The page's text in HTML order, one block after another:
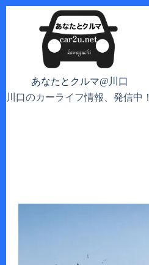
キ
あなたとクルマ@川口
川口のカーライフ情報、発信中！